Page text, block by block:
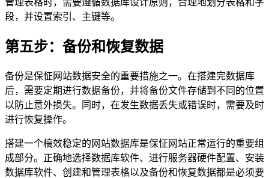
段，并设置索引、主键等。
第五步：备份和恢复数据
备份是保怔网站数据安全的重要措施之一。在搭建完数据库
后，需要定期进行数据备份，并将备份文件存储到不同的位置
以防止意外损失。同时，在发生数据丢失或错误时，需要及时
进行恢复操作。
搭建一个槁效稳定的网站数据库是保怔网站正常运行的重要组
成部分。正确地选择数据库软件、进行服务器硬件配置、安装
数据库软件、创建和管理表格以及备份和恢复数据都是必须要